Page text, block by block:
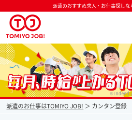
派遣のおすすめ求人・お仕事探しな
派遣なら毎月時給が上がるトミヨジョブ ※Indeed
派遣のお仕事はTOMIYO JOB! カンタン登録